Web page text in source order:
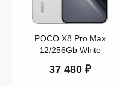
Показать
POCO X8 Pro Max
12/256Gb White
37 480 ₽